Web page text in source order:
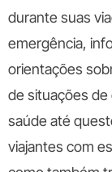
durante suas
emergência,
orientações
de situações
saúde até
viajantes com